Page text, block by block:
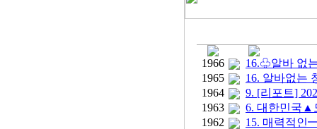
1966
16.♧알바 없
1965
16. 알바없는
1964
9. [리포트]
1963
6. 대한민국▲
1962
15. 매력적인